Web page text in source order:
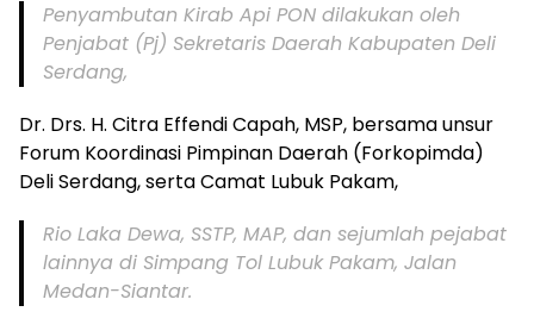
Penyambutan Kirab Api PON dilakukan oleh
Penjabat (Pj) Sekretaris Daerah Kabupaten Deli
Serdang,
Dr. Drs. H. Citra Effendi Capah, MSP, bersama unsur
Forum Koordinasi Pimpinan Daerah (Forkopimda)
Deli Serdang, serta Camat Lubuk Pakam,
Rio Laka Dewa, SSTP, MAP, dan sejumlah pejabat
lainnya di Simpang Tol Lubuk Pakam, Jalan
Medan-Siantar.